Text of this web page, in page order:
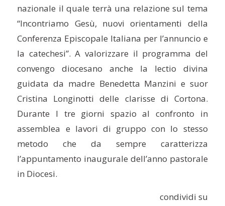
nazionale il quale terrà una relazione sul tema
“Incontriamo Gesù, nuovi orientamenti della
Conferenza Episcopale Italiana per l’annuncio e
la catechesi”. A valorizzare il programma del
convengo diocesano anche la lectio divina
guidata da madre Benedetta Manzini e suor
Cristina Longinotti delle clarisse di Cortona.
Durante l tre giorni spazio al confronto in
assemblea e lavori di gruppo con lo stesso
metodo che da sempre caratterizza
l’appuntamento inaugurale dell’anno pastorale
in Diocesi.
condividi su